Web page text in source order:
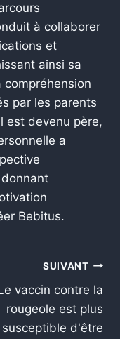
à collaborer
et
ainsi sa
compréhension
par les parents
est devenu père,
a
Bebitus.
SUIVANT
vaccin contre la
rougeole est plus
susceptible d'être